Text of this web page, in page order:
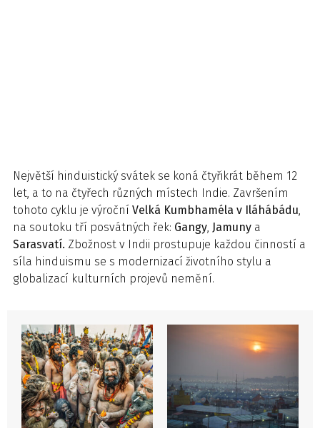
Největší hinduistický svátek se koná čtyřikrát během 12
let, a to na čtyřech různých místech Indie. Završením
tohoto cyklu je výroční Velká Kumbhaméla v Iláhábádu,
na soutoku tří posvátných řek: Gangy, Jamuny a
Sarasvatí. Zbožnost v Indii prostupuje každou činností a
síla hinduismu se s modernizací životního stylu a
globalizací kulturních projevů nemění.